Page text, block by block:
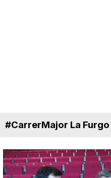
i
u
#CarrerMajor La Furgo